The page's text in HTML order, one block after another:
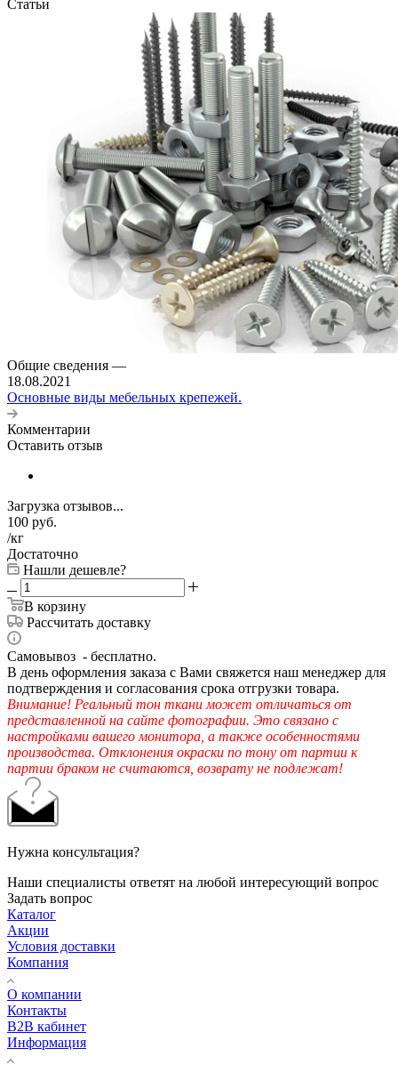
Статьи
Общие сведения —
18.08.2021
Основные виды мебельных крепежей.
Комментарии
Оставить отзыв
Загрузка отзывов...
100 руб.
/кг
Достаточно
Нашли дешевле?
В корзину
Рассчитать доставку
Самовывоз - бесплатно.
В день оформления заказа с Вами свяжется наш менеджер для
подтверждения и согласования срока отгрузки товара.
Внимание! Реальный тон ткани может отличаться от
представленной на сайте фотографии. Это связано с
настройками вашего монитора, а также особенностями
производства. Отклонения окраски по тону от партии к
партии браком не считаются, возврату не подлежат!
Нужна консультация?
Наши специалисты ответят на любой интересующий вопрос
Задать вопрос
Каталог
Акции
Условия доставки
Компания
О компании
Контакты
B2B кабинет
Информация